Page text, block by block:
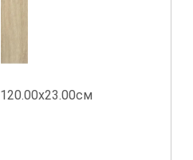
120.00x23.00см